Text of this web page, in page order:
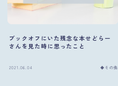
ブックオフにいた残念な本せどらー
さんを見た時に思ったこと
2021.06.04 ◆その他